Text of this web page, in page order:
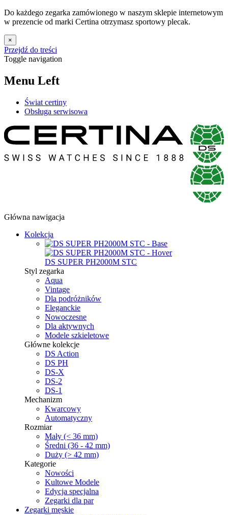
Do każdego zegarka zamówionego w naszym sklepie internetowym
w prezencie od marki Certina otrzymasz sportowy plecak.
×
Przejdź do treści
Toggle navigation
Menu Left
Świat certiny
Obsługa serwisowa
Główna nawigacja
Kolekcja
DS SUPER PH2000M STC
Styl zegarka
Aqua
Vintage
Dla podróżników
Eleganckie
Nowoczesne
Dla aktywnych
Modele szkieletowe
Główne kolekcje
DS Action
DS PH
DS-X
DS-2
DS-1
Mechanizm
Kwarcowy
Automatyczny
Rozmiar
Mały (< 36 mm)
Średni (36 - 42 mm)
Duży (> 42 mm)
Kategorie
Nowości
Kultowe Modele
Edycja specjalna
Zegarki dla par
Zegarki męskie